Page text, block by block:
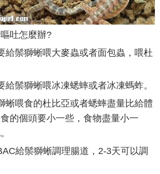
吐怎麼辦?
鬃獅蜥喂大麥蟲或者面包蟲，喂杜
鬃獅蜥喂冰凍蟋蟀或者冰凍螞蚱。
喂食的杜比亞或者蟋蟀盡量比給體
的個頭要小一些，食物盡量小一
給鬃獅蜥調理腸道，2-3天可以調